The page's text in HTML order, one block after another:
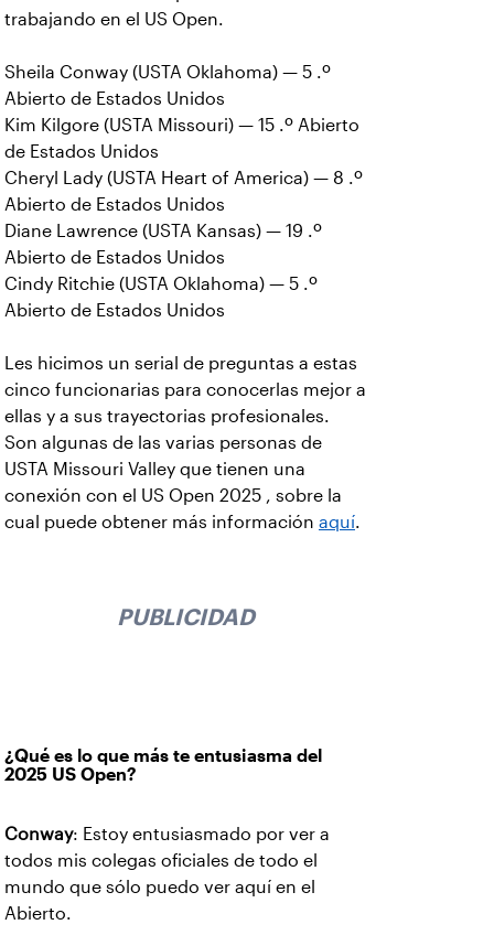
trabajando en el US Open.
Sheila Conway (USTA Oklahoma) — 5 .º
Abierto de Estados Unidos
Kim Kilgore (USTA Missouri) — 15 .º Abierto
de Estados Unidos
Cheryl Lady (USTA Heart of America) — 8 .º
Abierto de Estados Unidos
Diane Lawrence (USTA Kansas) — 19 .º
Abierto de Estados Unidos
Cindy Ritchie (USTA Oklahoma) — 5 .º
Abierto de Estados Unidos
Les hicimos un serial de preguntas a estas
cinco funcionarias para conocerlas mejor a
ellas y a sus trayectorias profesionales.
Son algunas de las varias personas de
USTA Missouri Valley que tienen una
conexión con el US Open 2025 , sobre la
cual puede obtener más información aquí.
PUBLICIDAD
¿Qué es lo que más te entusiasma del
2025 US Open?
Conway: Estoy entusiasmado por ver a
todos mis colegas oficiales de todo el
mundo que sólo puedo ver aquí en el
Abierto.